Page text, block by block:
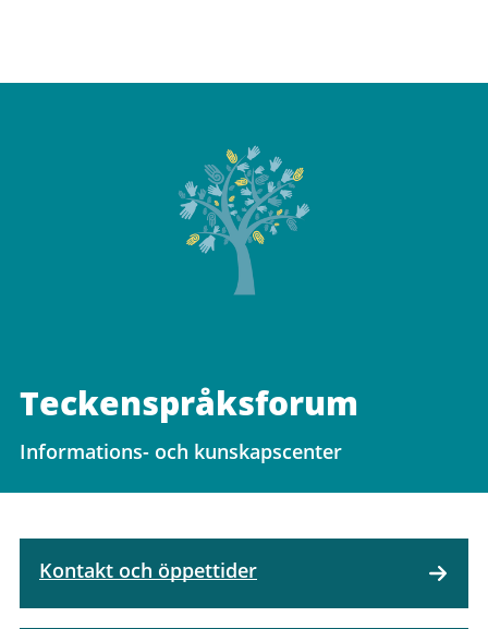
Teckenspråksforum
Informations- och kunskapscenter
Kontakt och öppettider